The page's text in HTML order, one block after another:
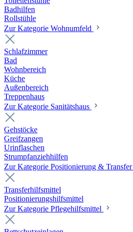
Badhilfen
Rollstühle
Zur Kategorie Wohnumfeld
Schlafzimmer
Bad
Wohnbereich
Küche
Außenbereich
Treppenhaus
Zur Kategorie Sanitätshaus
Gehstöcke
Greifzangen
Urinflaschen
Strumpfanziehhilfen
Zur Kategorie Positionierung & Transfer
Transferhilfsmittel
Positionierungshilfsmittel
Zur Kategorie Pflegehilfsmittel